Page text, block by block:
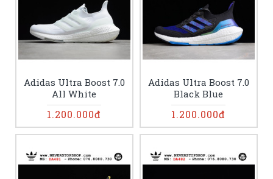
Adidas Ultra Boost 7.0
All White
1.200.000đ
Adidas Ultra Boost 7.0
Black Blue
1.200.000đ